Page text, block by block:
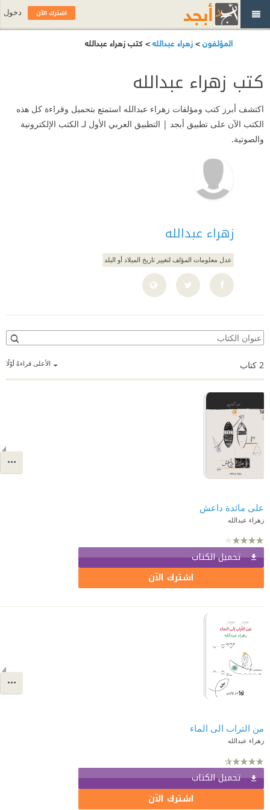
المؤلفون>زهراء عبدالله> كتب زهراء عبدالله
كتب زهراء عبدالله
اكتشف أبرز كتب ومؤلفات زهراء عبدالله استمتع بتحميل وقراءة كل هذه
الكتب الآن على تطبيق أبجد | التطبيق العربي الأول لـ الكتب الإلكترونية
والصوتية.
زهراء عبدالله
عدل معلومات المؤلف لتغيير تاريخ الميلاد أو البلد
الأعلى قراءةً أوّلًا 2 كتاب
على مائدة داعش
زهراء عبدالله
تحميل الكتاب
اشترك الآن
من التراب الى الماء
زهراء عبدالله
تحميل الكتاب
اشترك الآن
اشترك الآن دخول